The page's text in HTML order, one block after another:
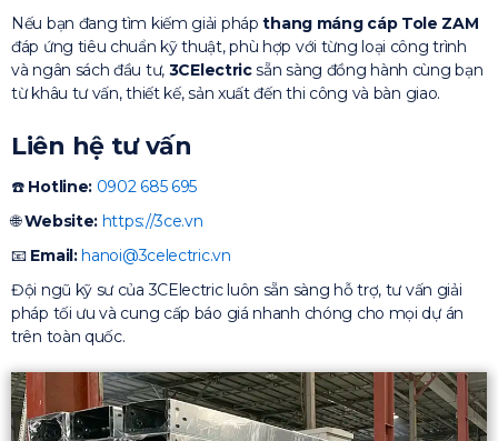
Nếu bạn đang tìm kiếm giải phápthang máng cáp Tole ZAM
đáp ứng tiêu chuẩn kỹ thuật, phù hợp với từng loại công trình
và ngân sách đầu tư, 3CElectricsẵn sàng đồng hành cùng bạn
từ khâu tư vấn, thiết kế, sản xuất đến thi công và bàn giao.
Liên hệ tư vấn
☎️ Hotline: 0902 685 695
🌐Website: https://3ce.vn
📧 Email: hanoi@3celectric.vn
Đội ngũ kỹ sư của 3CElectric luôn sẵn sàng hỗ trợ, tư vấn giải
pháp tối ưu và cung cấp báo giá nhanh chóng cho mọi dự án
trên toàn quốc.